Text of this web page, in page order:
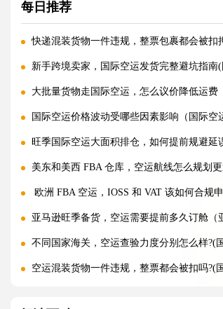
每日推荐
快递混装货物一件违规，整票包裹都会被扣
新手跨境卖家，国际空运发货完整避坑指南
大批量货物走国际空运，怎么议价降低运费
国际空运价格波动受哪些因素影响（国际空
旺季国际空运大面积排仓，如何提前规避延
美东和美西 FBA 仓库，空运航线怎么规划
欧洲 FBA 空运，IOSS 和 VAT 该如何合规
亚马逊旺季备货，空运需要提前多久订舱（
不同国家海关，空运查验力度分别怎么样?(
空运混装货物一件违规，整票都会被扣吗?(